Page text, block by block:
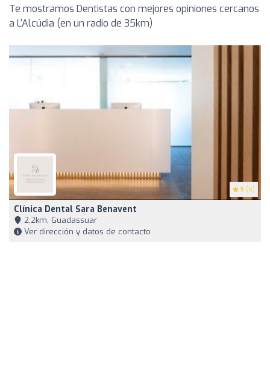
Te mostramos Dentistas con mejores opiniones cercanos
a L'Alcúdia (en un radio de 35km)
5 (6)
Clínica Dental Sara Benavent
2,2km, Guadassuar
Ver dirección y datos de contacto